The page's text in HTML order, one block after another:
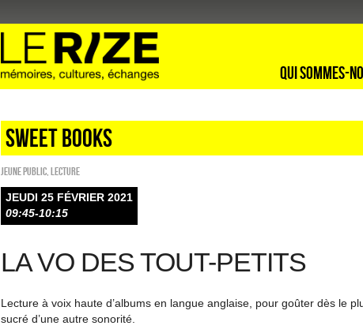
Qui sommes-
Sweet Books
Jeune public Lecture
JEUDI 25 FÉVRIER 2021
09:45-10:15
LA VO DES TOUT-PETITS
Lecture à voix haute d’albums en langue anglaise, pour goûter dès le
sucré d’une autre sonorité.